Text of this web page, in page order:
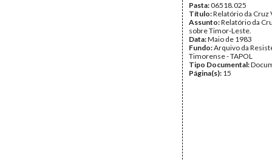
Pasta:06518.025
Título:Relatório da Cruz
Assunto:Relatório da
sobre Timor-Leste.
Data:Maio de 1983
Fundo:Arquivo da
Timorense - TAPOL
Tipo Documental:
Página(s): 15